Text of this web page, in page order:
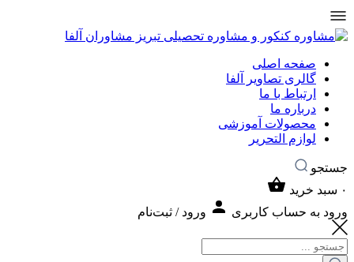
صفحه اصلی
گالری تصاویر آلفا
ارتباط با ما
درباره ما
محصولات آموزشی
لوازم التحریر
جستجو
۰ سبد خرید
ورود به حساب کاربری
ورود / ثبت‌نام